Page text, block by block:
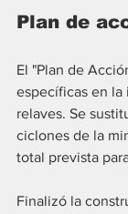
Plan de
El "Plan de
específicas en la
relaves. Se
ciclones de la
total prevista
Finalizó la